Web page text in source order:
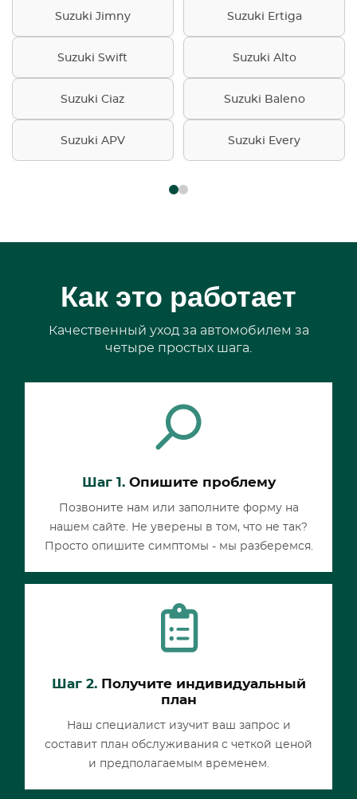
Suzuki Jimny Suzuki Ertiga
Suzuki Swift Suzuki Alto
Suzuki Ciaz Suzuki Baleno
Suzuki APV Suzuki Every
Как это работает
Качественный уход за автомобилем за
четыре простых шага.
Шаг 1.Опишите проблему
Позвоните нам или заполните форму на
нашем сайте. Не уверены в том, что не так?
Просто опишите симптомы - мы разберемся.
Шаг 2.Получите индивидуальный
план
Наш специалист изучит ваш запрос и
составит план обслуживания с четкой ценой
и предполагаемым временем.